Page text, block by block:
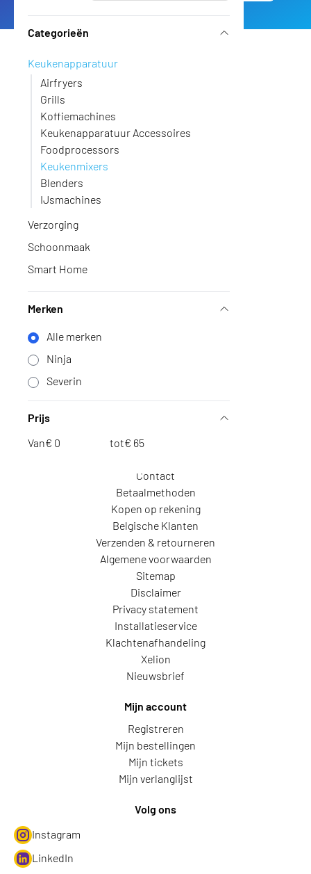
Categorieën
Keukenapparatuur
Airfryers
Grills
Koffiemachines
Keukenapparatuur Accessoires
Foodprocessors
Keukenmixers
Blenders
IJsmachines
Verzorging
Schoonmaak
Smart Home
Merken
Alle merken
Ninja
Severin
Prijs
Van€ tot€
Maak een ticket
Nadat je bent ingelogd
Verkoop & technische vragen
Telefonie
Tweedekans
Informatie
Contact
Betaalmethoden
Kopen op rekening
Belgische Klanten
Verzenden & retourneren
Algemene voorwaarden
Sitemap
Disclaimer
Privacy statement
Installatieservice
Klachtenafhandeling
Xelion
Nieuwsbrief
Mijn account
Registreren
Mijn bestellingen
Mijn tickets
Mijn verlanglijst
Volg ons
Instagram
LinkedIn